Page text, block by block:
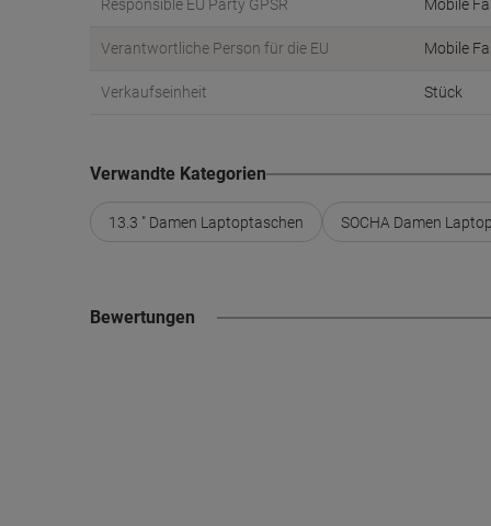
Responsible EU Party GPSR Mobile
Verantwortliche Person für die EU Mobile
Verkaufseinheit Stück
Verwandte Kategorien
13.3 " Damen Laptoptaschen SOCHA Damen
Bewertungen